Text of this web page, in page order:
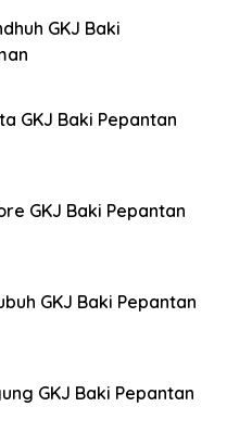
GKJ Baki
GKJ Baki Pepantan
GKJ Baki Pepantan
GKJ Baki Pepantan
GKJ Baki Pepantan